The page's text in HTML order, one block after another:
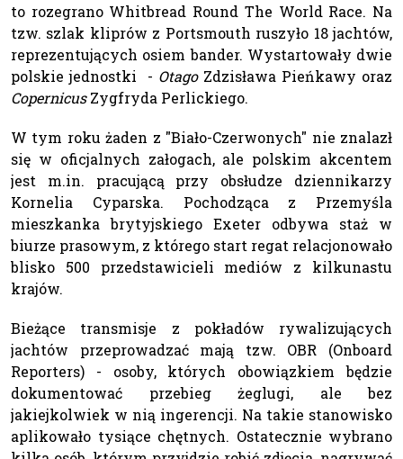
to rozegrano Whitbread Round The World Race. Na
tzw. szlak kliprów z Portsmouth ruszyło 18 jachtów,
reprezentujących osiem bander. Wystartowały dwie
polskie jednostki - OtagoZdzisława Pieńkawy oraz
CopernicusZygfryda Perlickiego.
W tym roku żaden z "Biało-Czerwonych" nie znalazł
się w oficjalnych załogach, ale polskim akcentem
jest m.in. pracującą przy obsłudze dziennikarzy
Kornelia Cyparska. Pochodząca z Przemyśla
mieszkanka brytyjskiego Exeter odbywa staż w
biurze prasowym, z którego start regat relacjonowało
blisko 500 przedstawicieli mediów z kilkunastu
krajów.
Bieżące transmisje z pokładów rywalizujących
jachtów przeprowadzać mają tzw. OBR (Onboard
Reporters) - osoby, których obowiązkiem będzie
dokumentować przebieg żeglugi, ale bez
jakiejkolwiek w nią ingerencji. Na takie stanowisko
aplikowało tysiące chętnych. Ostatecznie wybrano